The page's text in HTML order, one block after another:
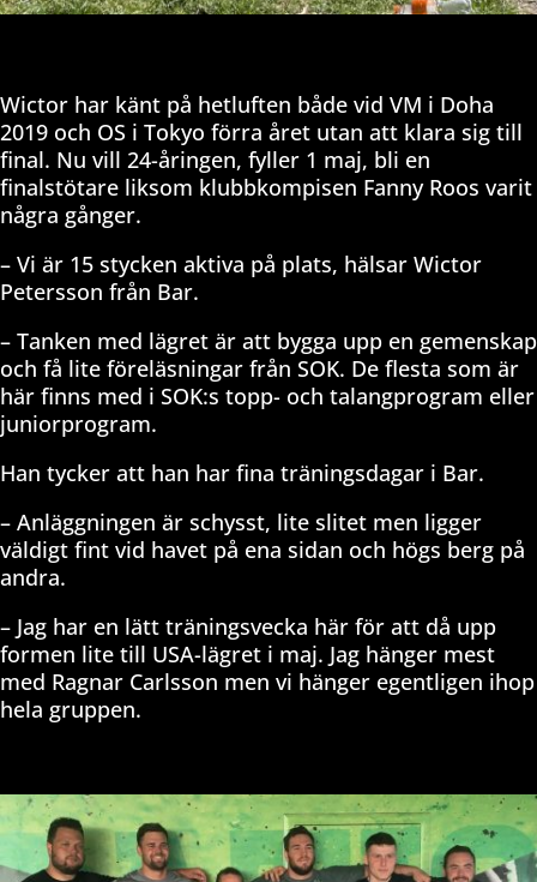
Wictor har känt på hetluften både vid VM i Doha
2019 och OS i Tokyo förra året utan att klara sig till
final. Nu vill 24-åringen, fyller 1 maj, bli en
finalstötare liksom klubbkompisen Fanny Roos varit
några gånger.
– Vi är 15 stycken aktiva på plats, hälsar Wictor
Petersson från Bar.
– Tanken med lägret är att bygga upp en gemenskap
och få lite föreläsningar från SOK. De flesta som är
här finns med i SOK:s topp- och talangprogram eller
juniorprogram.
Han tycker att han har fina träningsdagar i Bar.
– Anläggningen är schysst, lite slitet men ligger
väldigt fint vid havet på ena sidan och högs berg på
andra.
– Jag har en lätt träningsvecka här för att då upp
formen lite till USA-lägret i maj. Jag hänger mest
med Ragnar Carlsson men vi hänger egentligen ihop
hela gruppen.